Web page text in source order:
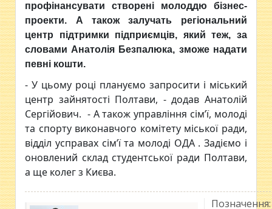
профінансувати створені молоддю бізнес-
проекти. А також залучать регіональний
центр підтримки підприємців, який теж, за
словами Анатолія Безпалюка, зможе надати
певні кошти.
- У цьому році плануємо запросити і міський
центр зайнятості Полтави, - додав Анатолій
Сергійович. - А також управління сім’ї, молоді
та спорту виконавчого комітету міської ради,
відділ усправах сім’ї та молоді ОДА . Задіємо і
оновлений склад студентської ради Полтави,
а ще колег з Києва.
Позначення: